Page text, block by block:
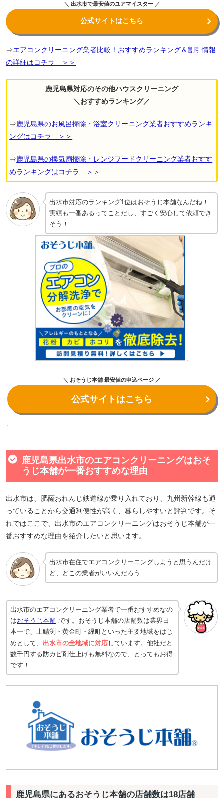
＼ 出水市で最安値のユアマイスター ／
公式サイトはこちら
⇒エアコンクリーニング業者比較！おすすめランキング＆割引情報
の詳細はコチラ ＞＞
鹿児島県対応のその他ハウスクリーニング
＼おすすめランキング／
⇒鹿児島県のお風呂掃除・浴室クリーニング業者おすすめランキ
ングはコチラ ＞＞
⇒鹿児島県の換気扇掃除・レンジフードクリーニング業者おすす
めランキングはコチラ ＞＞
出水市対応のランキング1位はおそうじ本舗なんだね！
実績も一番あるってことだし、すごく安心して依頼でき
そう！
＼ おそうじ本舗 最安値の申込ページ ／
公式サイトはこちら
鹿児島県出水市のエアコンクリーニングはおそ
うじ本舗が一番おすすめな理由
出水市は、肥薩おれんじ鉄道線が乗り入れており、九州新幹線も通
っていることから交通利便性が高く、暮らしやすいと評判です。そ
れではここで、出水市のエアコンクリーニングはおそうじ本舗が一
番おすすめな理由を紹介したいと思います。
出水市在住でエアコンクリーニングしようと思うんだけ
ど、どこの業者がいいんだろう…
出水市のエアコンクリーニング業者で一番おすすめなの
はおそうじ本舗 です。おそうじ本舗の店舗数は業界日
本一で、上鯖渕・黄金町・緑町といった主要地域をはじ
めとして、 出水市の全地域に対応 しています。他社だと
数千円する防カビ剤仕上げも無料なので、とってもお得
です！
鹿児島県にあるおそうじ本舗の店舗数は18店舗